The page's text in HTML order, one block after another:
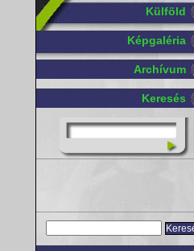
Külföld
Képgaléria
Archívum
Keresés